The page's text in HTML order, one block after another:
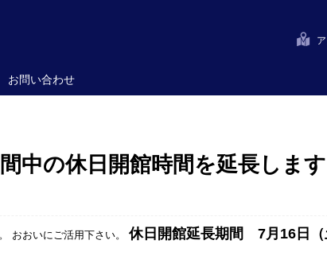
お問い合わせ
中の休日開館時間を延長します
おおいにご活用下さい。 休日開館延長期間 7月16日（